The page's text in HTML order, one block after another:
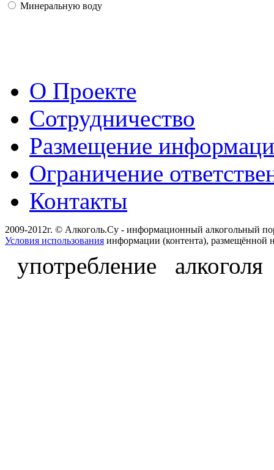
Минеральную воду
О Проекте
Сотрудничество
Размещение
Ограничение
Контакты
2009-2012г. © Алкоголь.Су - информационный алкогольный
Условия использования информации (контента), размещённой
употребление